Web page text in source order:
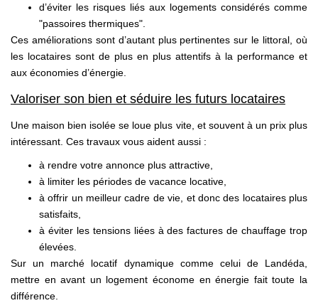
d’éviter les risques liés aux logements considérés comme
"passoires thermiques".
Ces améliorations sont d’autant plus pertinentes sur le littoral, où
les locataires sont de plus en plus attentifs à la performance et
aux économies d’énergie.
Valoriser son bien et séduire les futurs locataires
Une maison bien isolée se loue plus vite, et souvent à un prix plus
intéressant. Ces travaux vous aident aussi :
à rendre votre annonce plus attractive,
à limiter les périodes de vacance locative,
à offrir un meilleur cadre de vie, et donc des locataires plus
satisfaits,
à éviter les tensions liées à des factures de chauffage trop
élevées.
Sur un marché locatif dynamique comme celui de Landéda,
mettre en avant un logement économe en énergie fait toute la
différence.